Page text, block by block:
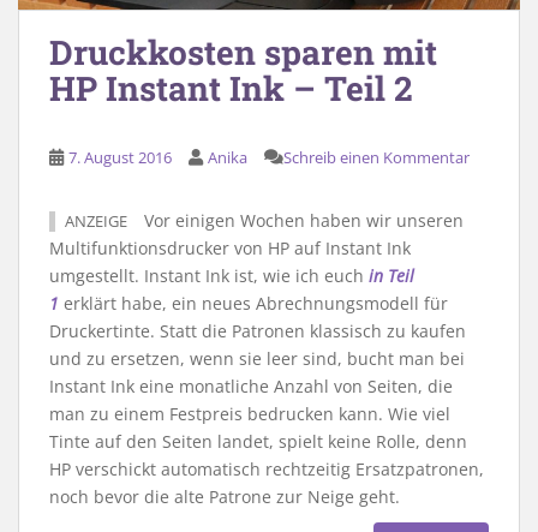
Druckkosten sparen mit
HP Instant Ink – Teil 2
7. August 2016 Anika Schreib einen Kommentar
ANZEIGE
Vor einigen Wochen haben wir unseren
Multifunktionsdrucker von HP auf Instant Ink
umgestellt. Instant Ink ist, wie ich euch in Teil
1 erklärt habe, ein neues Abrechnungsmodell für
Druckertinte. Statt die Patronen klassisch zu kaufen
und zu ersetzen, wenn sie leer sind, bucht man bei
Instant Ink eine monatliche Anzahl von Seiten, die
man zu einem Festpreis bedrucken kann. Wie viel
Tinte auf den Seiten landet, spielt keine Rolle, denn
HP verschickt automatisch rechtzeitig Ersatzpatronen,
noch bevor die alte Patrone zur Neige geht.